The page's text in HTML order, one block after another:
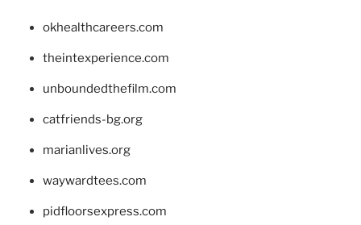
okhealthcareers.com
theintexperience.com
unboundedthefilm.com
catfriends-bg.org
marianlives.org
waywardtees.com
pidfloorsexpress.com